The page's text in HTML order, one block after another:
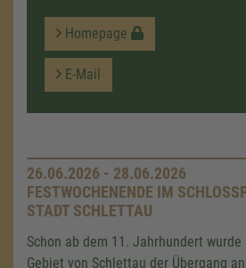
Homepage
E-Mail
26.06.2026 - 28.06.2026
FESTWOCHENENDE IM
STADT SCHLETTAU
Schon ab dem 11. Jahrhundert
Gebiet von Schlettau der Übergang